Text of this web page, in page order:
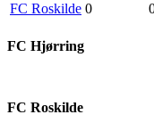
FC Roskilde 0
FC Hjørring
FC Roskilde